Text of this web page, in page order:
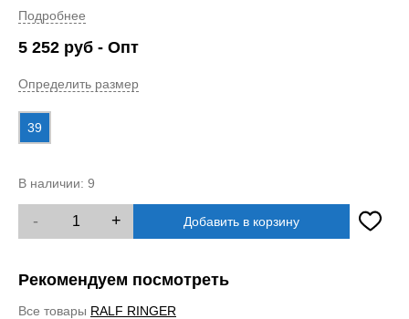
Подробнее
5 252 руб - Опт
Определить размер
39
В наличии: 9
- + Добавить в корзину
Рекомендуем посмотреть
Все товары RALF RINGER